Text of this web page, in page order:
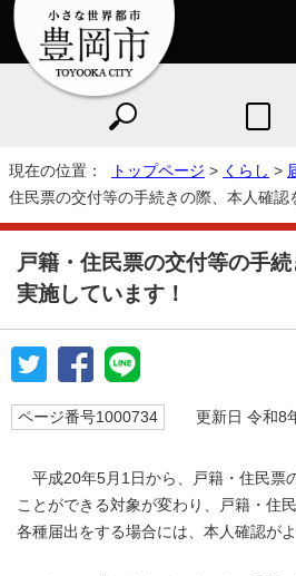
現在の位置： トップページ > くらし >
住民票の交付等の手続きの際、本人確認
戸籍・住民票の交付等の手
実施しています！
ページ番号1000734 更新日 令和8
平成20年5月1日から、戸籍・住民票
ことができる対象が変わり、戸籍・住
各種届出をする場合には、本人確認が